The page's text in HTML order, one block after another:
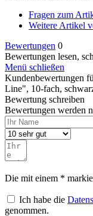
Fragen zum
Weitere Artikel
Bewertungen 0
Bewertungen lesen,
Menü schließen
Kundenbewertungen
Line", 10-fach,
Bewertung schreiben
Bewertungen werden
Die mit einem *
Ich habe die
genommen.